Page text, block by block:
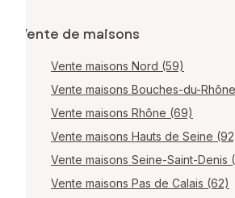
Vente de maisons
Vente maisons Nord (59)
Vente maisons Bouches-du-
Vente maisons Rhône (69)
Vente maisons Hauts de Seine
Vente maisons Seine-Saint-Denis
Vente maisons Pas de Calais (62)